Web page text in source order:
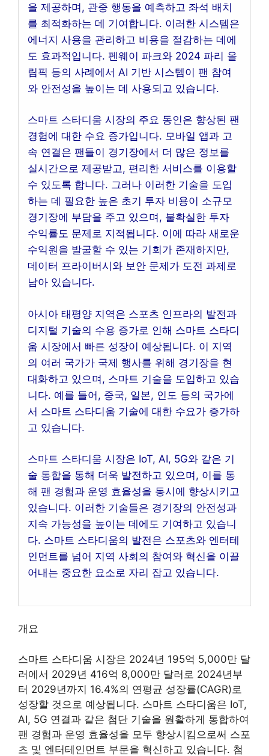
을 제공하며, 관중 행동을 예측하고 좌석 배치
를 최적화하는 데 기여합니다. 이러한 시스템은
에너지 사용을 관리하고 비용을 절감하는 데에
도 효과적입니다. 펜웨이 파크와 2024 파리 올
림픽 등의 사례에서 AI 기반 시스템이 팬 참여
와 안전성을 높이는 데 사용되고 있습니다.
스마트 스타디움 시장의 주요 동인은 향상된 팬
경험에 대한 수요 증가입니다. 모바일 앱과 고
속 연결은 팬들이 경기장에서 더 많은 정보를
실시간으로 제공받고, 편리한 서비스를 이용할
수 있도록 합니다. 그러나 이러한 기술을 도입
하는 데 필요한 높은 초기 투자 비용이 소규모
경기장에 부담을 주고 있으며, 불확실한 투자
수익률도 문제로 지적됩니다. 이에 따라 새로운
수익원을 발굴할 수 있는 기회가 존재하지만,
데이터 프라이버시와 보안 문제가 도전 과제로
남아 있습니다.
아시아 태평양 지역은 스포츠 인프라의 발전과
디지털 기술의 수용 증가로 인해 스마트 스타디
움 시장에서 빠른 성장이 예상됩니다. 이 지역
의 여러 국가가 국제 행사를 위해 경기장을 현
대화하고 있으며, 스마트 기술을 도입하고 있습
니다. 예를 들어, 중국, 일본, 인도 등의 국가에
서 스마트 스타디움 기술에 대한 수요가 증가하
고 있습니다.
스마트 스타디움 시장은 IoT, AI, 5G와 같은 기
술 통합을 통해 더욱 발전하고 있으며, 이를 통
해 팬 경험과 운영 효율성을 동시에 향상시키고
있습니다. 이러한 기술들은 경기장의 안전성과
지속 가능성을 높이는 데에도 기여하고 있습니
다. 스마트 스타디움의 발전은 스포츠와 엔터테
인먼트를 넘어 지역 사회의 참여와 혁신을 이끌
어내는 중요한 요소로 자리 잡고 있습니다.
개요
스마트 스타디움 시장은 2024년 195억 5,000만 달
러에서 2029년 416억 8,000만 달러로 2024년부
터 2029년까지 16.4%의 연평균 성장률(CAGR)로
성장할 것으로 예상됩니다. 스마트 스타디움은 IoT,
AI, 5G 연결과 같은 첨단 기술을 원활하게 통합하여
팬 경험과 운영 효율성을 모두 향상시킴으로써 스포
츠 및 엔터테인먼트 부문을 혁신하고 있습니다. 첨